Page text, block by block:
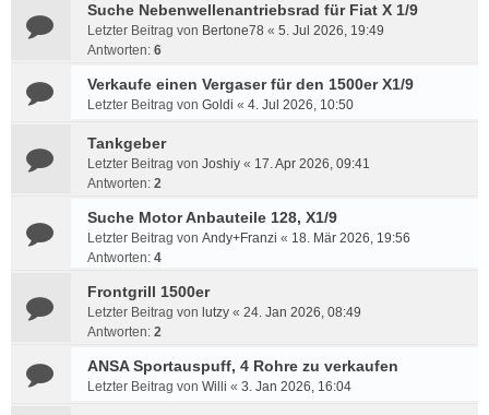
Suche Nebenwellenantriebsrad für Fiat X 1/9
Letzter Beitrag von Bertone78 « 5. Jul 2026, 19:49
Antworten: 6
Verkaufe einen Vergaser für den 1500er X1/9
Letzter Beitrag von Goldi « 4. Jul 2026, 10:50
Tankgeber
Letzter Beitrag von Joshiy « 17. Apr 2026, 09:41
Antworten: 2
Suche Motor Anbauteile 128, X1/9
Letzter Beitrag von Andy+Franzi « 18. Mär 2026, 19:56
Antworten: 4
Frontgrill 1500er
Letzter Beitrag von lutzy « 24. Jan 2026, 08:49
Antworten: 2
ANSA Sportauspuff, 4 Rohre zu verkaufen
Letzter Beitrag von Willi « 3. Jan 2026, 16:04